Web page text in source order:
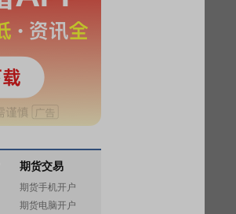
期货交易
期货手机开户
期货电脑开户